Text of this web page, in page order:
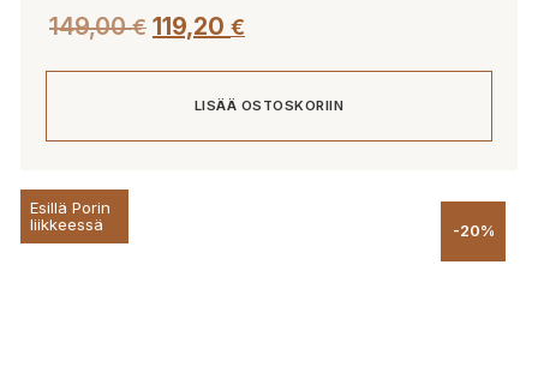
149,00€ 119,20 €
LISÄÄ OSTOSKORIIN
Esillä Porin
liikkeessä
-20%